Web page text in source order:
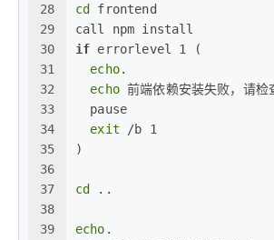
28
29
30
31
32
33
34
35
36
37
38
39
cd
frontend
call npm install
if errorlevel 1 (
echo.
echo 前端依赖安装失败，请
  pause
exit /b 1
)
cd ..
echo .